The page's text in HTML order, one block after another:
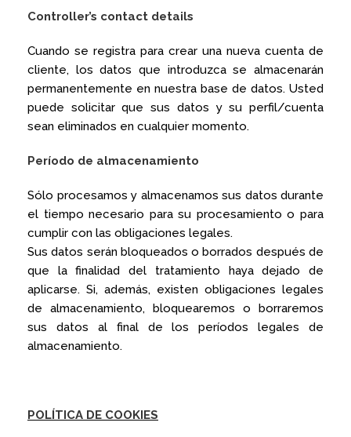
Controller’s contact details
Cuando se registra para crear una nueva cuenta de
cliente, los datos que introduzca se almacenarán
permanentemente en nuestra base de datos. Usted
puede solicitar que sus datos y su perfil/cuenta
sean eliminados en cualquier momento.
Período de almacenamiento
Sólo procesamos y almacenamos sus datos durante
el tiempo necesario para su procesamiento o para
cumplir con las obligaciones legales.
Sus datos serán bloqueados o borrados después de
que la finalidad del tratamiento haya dejado de
aplicarse. Si, además, existen obligaciones legales
de almacenamiento, bloquearemos o borraremos
sus datos al final de los períodos legales de
almacenamiento.
POLÍTICA DE COOKIES